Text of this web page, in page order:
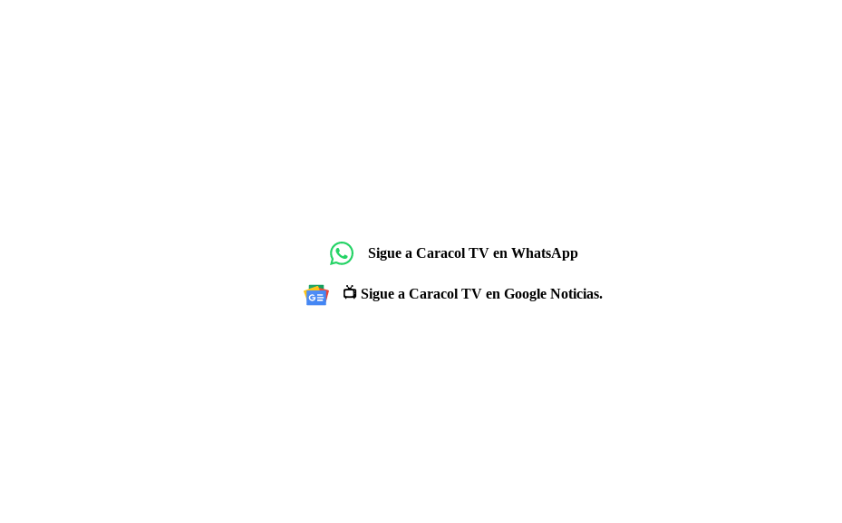
Sigue a Caracol TV en WhatsApp
📺 Sigue a Caracol TV en Google Noticias.